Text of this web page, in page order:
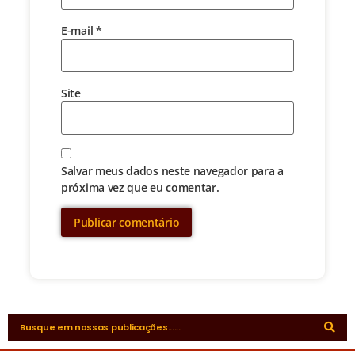
E-mail *
Site
Salvar meus dados neste navegador para a
próxima vez que eu comentar.